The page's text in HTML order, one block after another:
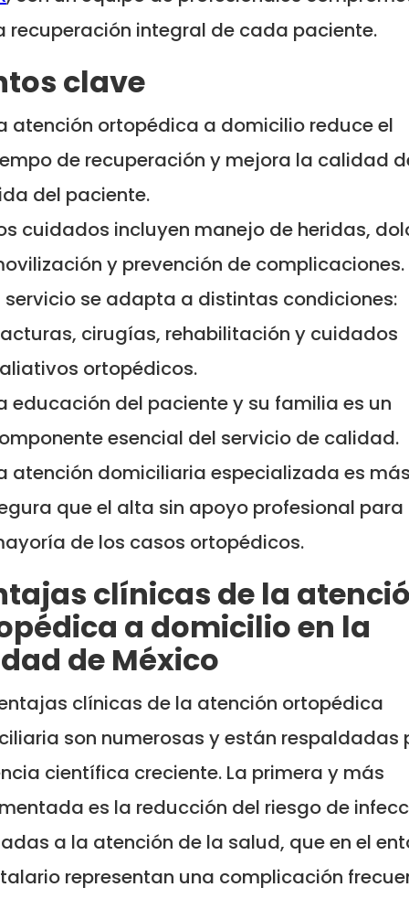
recuperación integral de cada paciente.
clave
atención ortopédica a domicilio reduce el
de recuperación y mejora la calidad
del paciente.
cuidados incluyen manejo de heridas,
y prevención de complicaciones.
servicio se adapta a distintas condiciones:
cirugías, rehabilitación y cuidados
ortopédicos.
educación del paciente y su familia es un
esencial del servicio de calidad.
atención domiciliaria especializada es
que el alta sin apoyo profesional para
de los casos ortopédicos.
clínicas de la
a domicilio en la
de México
clínicas de la atención ortopédica
son numerosas y están respaldadas
científica creciente. La primera y más
es la reducción del riesgo de
a la atención de la salud, que en el
representan una complicación